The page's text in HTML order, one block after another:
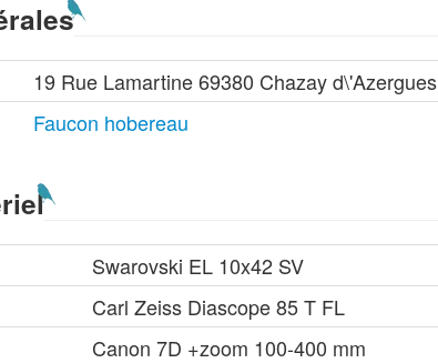
19 Rue Lamartine 69380 Chazay d\'Azergues
Faucon hobereau
Swarovski EL 10x42 SV
Carl Zeiss Diascope 85 T FL
Canon 7D +zoom 100-400 mm